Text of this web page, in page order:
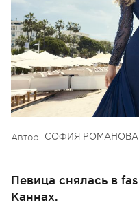
Автор: СОФИЯ РОМАНОВА
Певица снялась в
Каннах.